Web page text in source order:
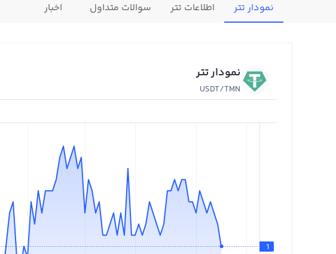
نمودار تتر اطلاعات تتر سوالات متداول اخبار
نمودار تتر
USDT/TMN